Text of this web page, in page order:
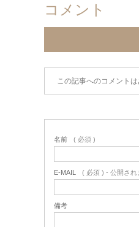
コメント
この記事へのコメントは
名前 ( 必須 )
E-MAIL ( 必須 ) - 公開され
備考